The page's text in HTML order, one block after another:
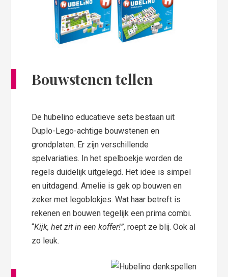
Bouwstenen tellen
De hubelino educatieve sets bestaan uit
Duplo-Lego-achtige bouwstenen en
grondplaten. Er zijn verschillende
spelvariaties. In het spelboekje worden de
regels duidelijk uitgelegd. Het idee is simpel
en uitdagend. Amelie is gek op bouwen en
zeker met legoblokjes. Wat haar betreft is
rekenen en bouwen tegelijk een prima combi.
“Kijk, het zit in een koffer!”, roept ze blij. Ook al
zo leuk.